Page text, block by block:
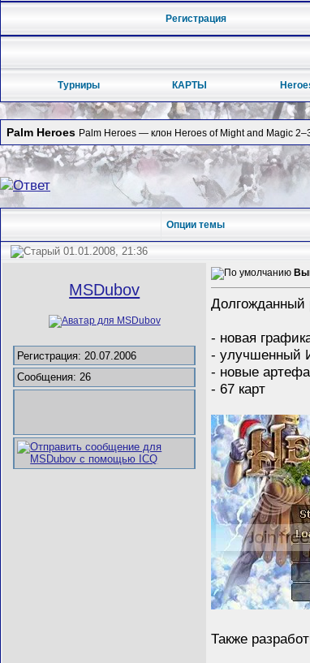
Регистрация
Турниры КАРТЫ
Palm Heroes Palm Heroes — клон Heroes of Might and Magic
Опции темы
01.01.2008, 21:36
MSDubov
Регистрация: 20.07.2006
Сообщения: 26
Долгожданный
- новая
- улучшенный
- новые
- 67 карт
Также